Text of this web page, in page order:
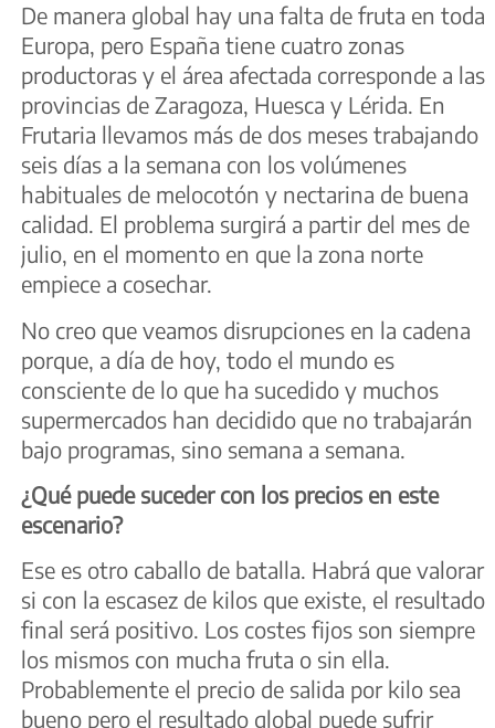
De manera global hay una falta de fruta en toda
Europa, pero España tiene cuatro zonas
productoras y el área afectada corresponde a las
provincias de Zaragoza, Huesca y Lérida. En
Frutaria llevamos más de dos meses trabajando
seis días a la semana con los volúmenes
habituales de melocotón y nectarina de buena
calidad. El problema surgirá a partir del mes de
julio, en el momento en que la zona norte
empiece a cosechar.
No creo que veamos disrupciones en la cadena
porque, a día de hoy, todo el mundo es
consciente de lo que ha sucedido y muchos
supermercados han decidido que no trabajarán
bajo programas, sino semana a semana.
¿Qué puede suceder con los precios en este
escenario?
Ese es otro caballo de batalla. Habrá que valorar
si con la escasez de kilos que existe, el resultado
final será positivo. Los costes fijos son siempre
los mismos con mucha fruta o sin ella.
Probablemente el precio de salida por kilo sea
bueno pero el resultado global puede sufrir